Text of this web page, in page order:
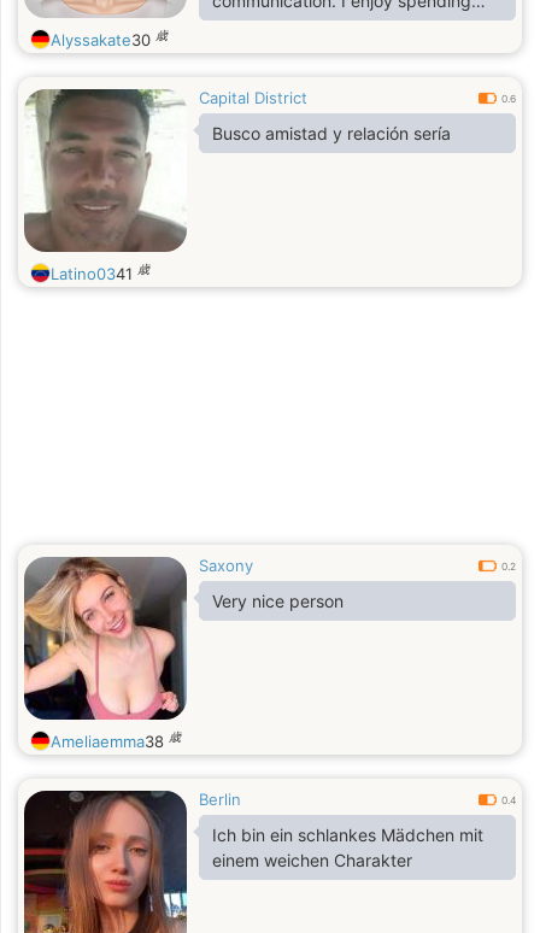
quality time with the people I care
about and believe the best
and mutual support. I'm hoping to
meet a sincere man who is ready for
a committed relationship and wants
Alyssakate30 歳
Capital District 0.6
Busco amistad y relación sería
Latino0341 歳
Saxony 0.2
Very nice person
Ameliaemma38 歳
Berlin 0.4
Ich bin ein schlankes Mädchen mit
einem weichen Charakter